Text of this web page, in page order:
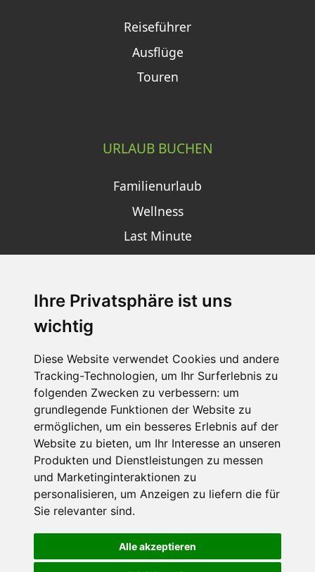
Ihre Privatsphäre ist uns
wichtig
Diese Website verwendet Cookies und andere
Tracking-Technologien, um Ihr Surferlebnis zu
folgenden Zwecken zu verbessern: um
grundlegende Funktionen der Website zu
ermöglichen, um ein besseres Erlebnis auf der
Website zu bieten, um Ihr Interesse an unseren
Produkten und Dienstleistungen zu messen
und Marketinginteraktionen zu
personalisieren, um Anzeigen zu liefern die für
Sie relevanter sind.
Alle akzeptieren
Reiseführer
Ausflüge
Touren
URLAUB BUCHEN
Familienurlaub
Wellness
Last Minute
SCHNEEHÖHEN SKI APP
Die Schneehoehen Ski APP für iOS und Android - Ein
Muss für alle Wintersportler und Schneefreaks!
Impressum
Datenschutz
Nutzungsbedingungen
Portale
FAQ Newsletter Mediadaten
©2026 Schneemenschen GmbH